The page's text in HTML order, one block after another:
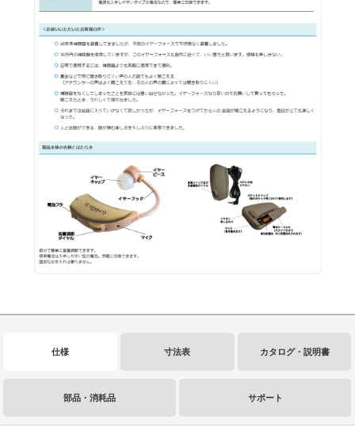
仕様 寸法表 カタログ・説明書
部品・消耗品 サポート